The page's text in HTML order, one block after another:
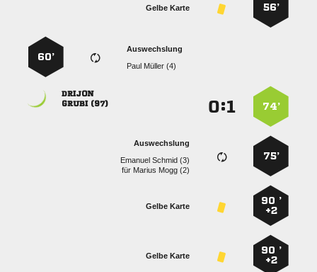
56’
Gelbe Karte
Auswechslung
  
60’
74’
:

 
75’
Auswechslung
  
für   
90 ’
+2
Gelbe Karte
90 ’
+2
Gelbe Karte